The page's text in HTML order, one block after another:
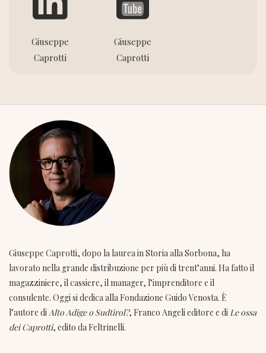
Giuseppe
Caprotti
Giuseppe
Caprotti
Giuseppe Caprotti, dopo la laurea in Storia alla Sorbona, ha
lavorato nella grande distribuzione per più di trent’anni. Ha fatto il
magazziniere, il cassiere, il manager, l’imprenditore e il
consulente. Oggi si dedica alla Fondazione Guido Venosta. È
l’autore di Alto Adige o Sudtirol?, Franco Angeli editore e di Le ossa
dei Caprotti, edito da Feltrinelli.